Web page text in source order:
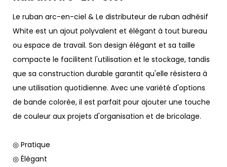
Le ruban arc-en-ciel & Le distributeur de ruban adhésif
White est un ajout polyvalent et élégant à tout bureau
ou espace de travail. Son design élégant et sa taille
compacte le facilitent l'utilisation et le stockage, tandis
que sa construction durable garantit qu'elle résistera à
une utilisation quotidienne. Avec une variété d'options
de bande colorée, il est parfait pour ajouter une touche
de couleur aux projets d'organisation et de bricolage.
◎ Pratique
◎ Élégant